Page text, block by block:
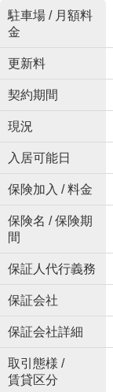
駐車場 / 月額料
金
更新料
契約期間
現況
入居可能日
保険加入 / 料金
保険名 / 保険期
間
保証人代行義務
保証会社
保証会社詳細
取引態様 /
賃貸区分